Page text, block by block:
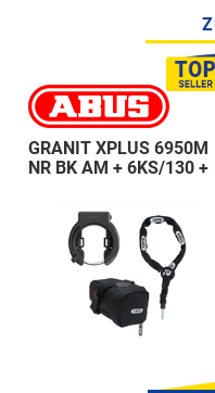
GRANIT XPLUS 6950M
NR BK AM + 6KS/130 +